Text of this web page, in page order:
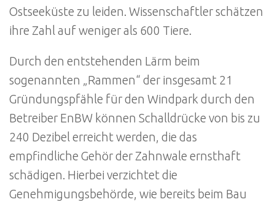
Ostseeküste zu leiden. Wissenschaftler schätzen
ihre Zahl auf weniger als 600 Tiere.
Durch den entstehenden Lärm beim
sogenannten „Rammen“ der insgesamt 21
Gründungspfähle für den Windpark durch den
Betreiber EnBW können Schalldrücke von bis zu
240 Dezibel erreicht werden, die das
empfindliche Gehör der Zahnwale ernsthaft
schädigen. Hierbei verzichtet die
Genehmigungsbehörde, wie bereits beim Bau